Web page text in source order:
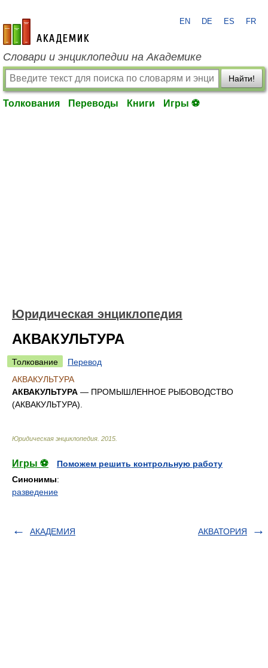
academic.ru
EN DE ES FR
Словари и энциклопедии на Академике
Найти!
Толкования Переводы Книги Игры ⚽
Юридическая энциклопедия
АКВАКУЛЬТУРА
Толкование
Перевод
АКВАКУЛЬТУРА
АКВАКУЛЬТУРА — ПРОМЫШЛЕННОЕ РЫБОВОДСТВО
(АКВАКУЛЬТУРА).
Юридическая энциклопедия 2015
Игры ⚽
Поможем решить контрольную работу
Синонимы:
разведение
АКАДЕМИЯ АКВАТОРИЯ